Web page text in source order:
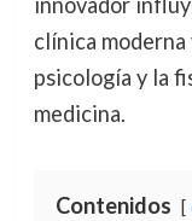
clínica
psicología y la
medicina.
Contenidos